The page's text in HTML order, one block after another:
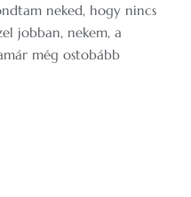
neked, hogy nincs
jobban, nekem, a
még ostobább